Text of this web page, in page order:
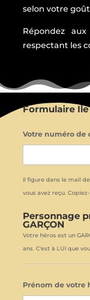
selon votre
Répondez
respectant les
Formulaire Ile
Votre numéro de
Il figure dans le mail
vous avez reçu.
Personnage
GARÇON
Votre héros est un
ans. C'est à LUI que
Prénom de votre